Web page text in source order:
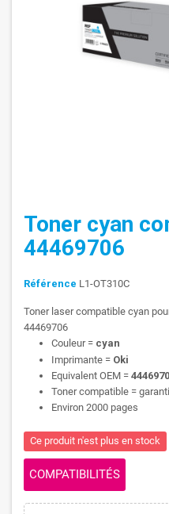
Toner cyan
44469706
Référence L1-OT310C
Toner laser compatible cyan
44469706
Couleur = cyan
Imprimante = Oki
Equivalent OEM =
Toner compatible =
Environ 2000 pages
Ce produit n'est plus en stock
COMPATIBILITÉS